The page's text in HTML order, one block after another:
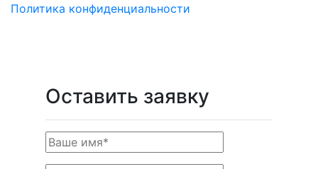
Политика конфиденциальности
Оставить заявку